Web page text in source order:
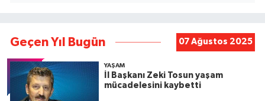
Geçen Yıl Bugün 07 Ağustos 2025
YAŞAM
İl Başkanı Zeki Tosun yaşam
mücadelesini kaybetti